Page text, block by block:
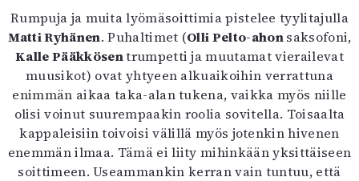
Rumpuja ja muita lyömäsoittimia pistelee tyylitajulla
Matti Ryhänen. Puhaltimet (Olli Pelto-ahonsaksofoni,
Kalle Pääkkösentrumpetti ja muutamat vierailevat
muusikot) ovat yhtyeen alkuaikoihin verrattuna
enimmän aikaa taka-alan tukena, vaikka myös niille
olisi voinut suurempaakin roolia sovitella. Toisaalta
kappaleisiin toivoisi välillä myös jotenkin hivenen
enemmän ilmaa. Tämä ei liity mihinkään yksittäiseen
soittimeen. Useammankin kerran vain tuntuu, että